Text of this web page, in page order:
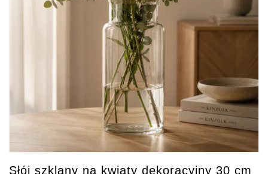
Słój szklany na kwiaty dekoracyjny 30 cm